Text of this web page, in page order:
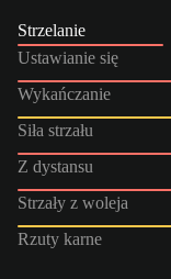
Strzelanie
Ustawianie się
Wykańczanie
Siła strzału
Z dystansu
Strzały z woleja
Rzuty karne